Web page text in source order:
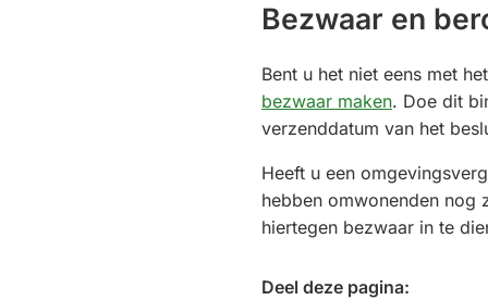
Bezwaar en
Bent u het niet eens met
bezwaar maken. Doe dit
verzenddatum van het
Heeft u een
hebben omwonenden nog
hiertegen bezwaar in te
Deel deze pagina: